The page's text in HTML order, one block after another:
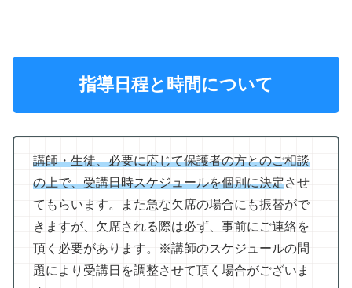
指導日程と時間について
講師・生徒、必要に応じて保護者の方とのご相談
の上で、受講日時スケジュールを個別に決定させ
てもらいます。また急な欠席の場合にも振替がで
きますが、欠席される際は必ず、事前にご連絡を
頂く必要があります。※講師のスケジュールの問
題により受講日を調整させて頂く場合がございま